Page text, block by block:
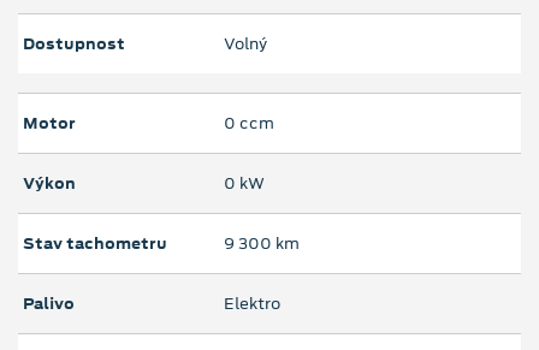
Dostupnost Volný
Motor 0 ccm
Výkon 0 kW
Stav tachometru 9 300 km
Palivo Elektro